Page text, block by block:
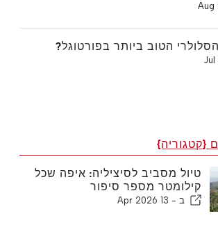
הטוב ביותר בפורטוגל?
{קטגוריה}
טיול מסביב לסיציליה: איפה שכל
קילומטר מספר סיפור
ב - 13 Apr 2026